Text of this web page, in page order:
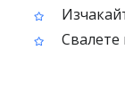
Свалете